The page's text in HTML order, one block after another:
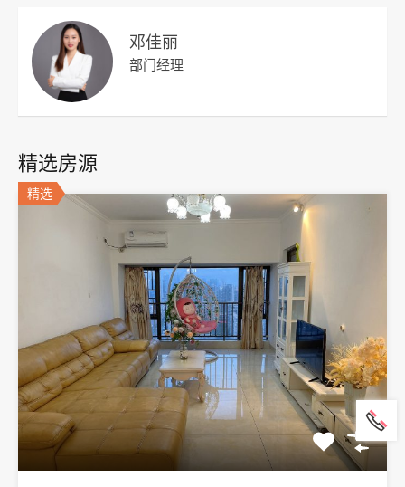
邓佳丽
部门经理
精选房源
精选